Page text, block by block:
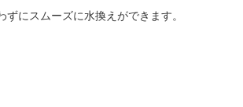
ずにスムーズに水換えができます。